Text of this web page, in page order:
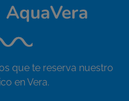
que te reserva nuestro
en Vera.